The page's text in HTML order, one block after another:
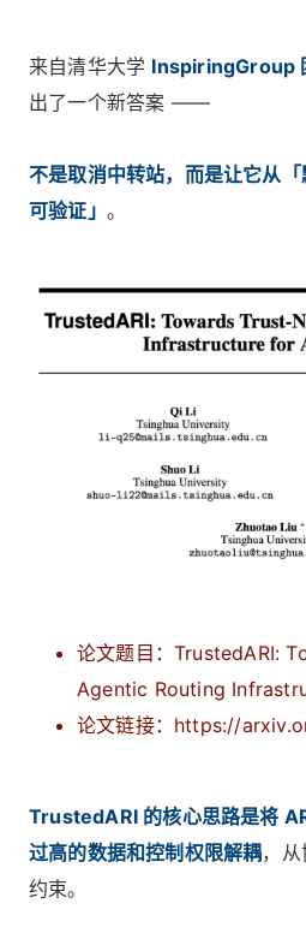
来自清华大学 InspiringGroup
出了一个新答案 ——
不是取消中转站，而是让它从
可验证」 。
论文题目：TrustedARI:
Agentic Routing
论文链接：https://
TrustedARI 的核心思路是将
过高的数据和控制权限解耦，
约束。